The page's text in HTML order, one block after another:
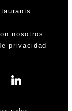
nosotros
privacidad